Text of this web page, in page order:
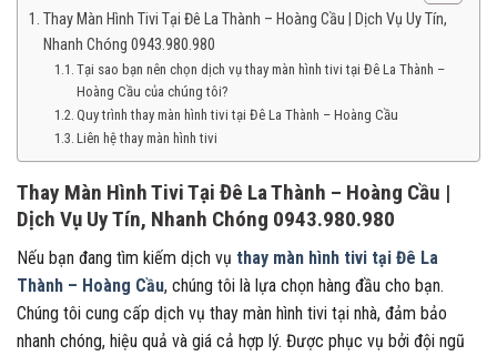
Thay Màn Hình Tivi Tại Đê La Thành – Hoàng Cầu | Dịch Vụ Uy Tín,
Nhanh Chóng 0943.980.980
Tại sao bạn nên chọn dịch vụ thay màn hình tivi tại Đê La Thành –
Hoàng Cầu của chúng tôi?
Quy trình thay màn hình tivi tại Đê La Thành – Hoàng Cầu
Liên hệ thay màn hình tivi
Thay Màn Hình Tivi Tại Đê La Thành – Hoàng Cầu |
Dịch Vụ Uy Tín, Nhanh Chóng 0943.980.980
Nếu bạn đang tìm kiếm dịch vụ thay màn hình tivi tại Đê La
Thành – Hoàng Cầu, chúng tôi là lựa chọn hàng đầu cho bạn.
Chúng tôi cung cấp dịch vụ thay màn hình tivi tại nhà, đảm bảo
nhanh chóng, hiệu quả và giá cả hợp lý. Được phục vụ bởi đội ngũ